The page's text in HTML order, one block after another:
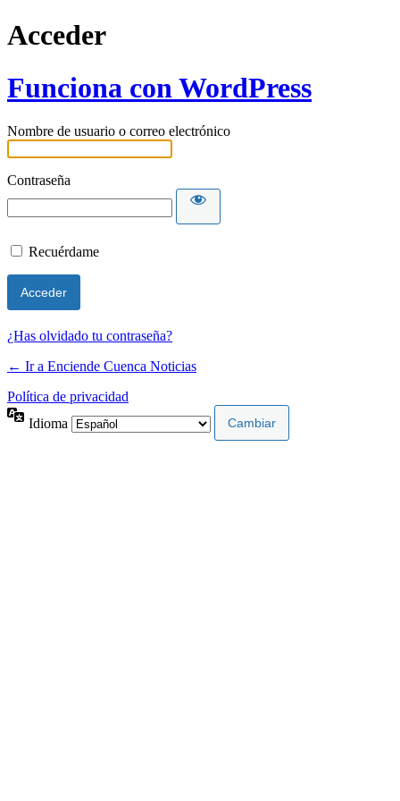
Acceder
Funciona con WordPress
Nombre de usuario o correo electrónico
Contraseña
Recuérdame
¿Has olvidado tu contraseña?
← Ir a Enciende Cuenca Noticias
Política de privacidad
Idioma